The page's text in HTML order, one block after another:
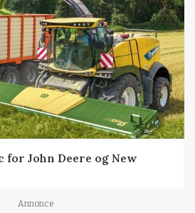
for John Deere og New
Annonce